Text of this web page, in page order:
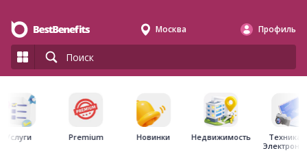
Москва Профиль
Услуги Premium Новинки Недвижимость
Техника